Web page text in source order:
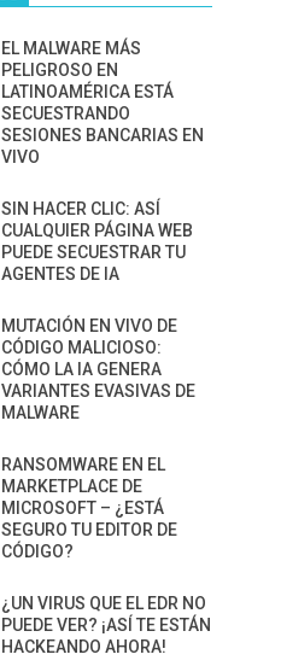
EL MALWARE MÁS
PELIGROSO EN
LATINOAMÉRICA ESTÁ
SECUESTRANDO
SESIONES BANCARIAS EN
VIVO
SIN HACER CLIC: ASÍ
CUALQUIER PÁGINA WEB
PUEDE SECUESTRAR TU
AGENTES DE IA
MUTACIÓN EN VIVO DE
CÓDIGO MALICIOSO:
CÓMO LA IA GENERA
VARIANTES EVASIVAS DE
MALWARE
RANSOMWARE EN EL
MARKETPLACE DE
MICROSOFT – ¿ESTÁ
SEGURO TU EDITOR DE
CÓDIGO?
¿UN VIRUS QUE EL EDR NO
PUEDE VER? ¡ASÍ TE ESTÁN
HACKEANDO AHORA!